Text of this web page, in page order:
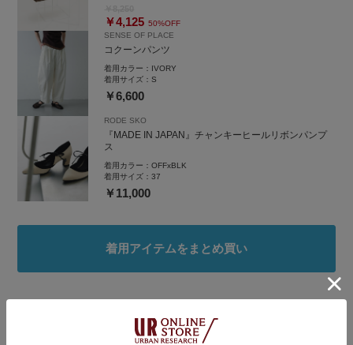
￥4,125 50%OFF
SENSE OF PLACE
コクーンパンツ
着用カラー： IVORY
着用サイズ：S
￥6,600
RODE SKO
『MADE IN JAPAN』チャンキーヒールリボンパンプ
ス
着用カラー：OFFxBLK
着用サイズ：37
￥11,000
着用アイテムをまとめ買い
タグ